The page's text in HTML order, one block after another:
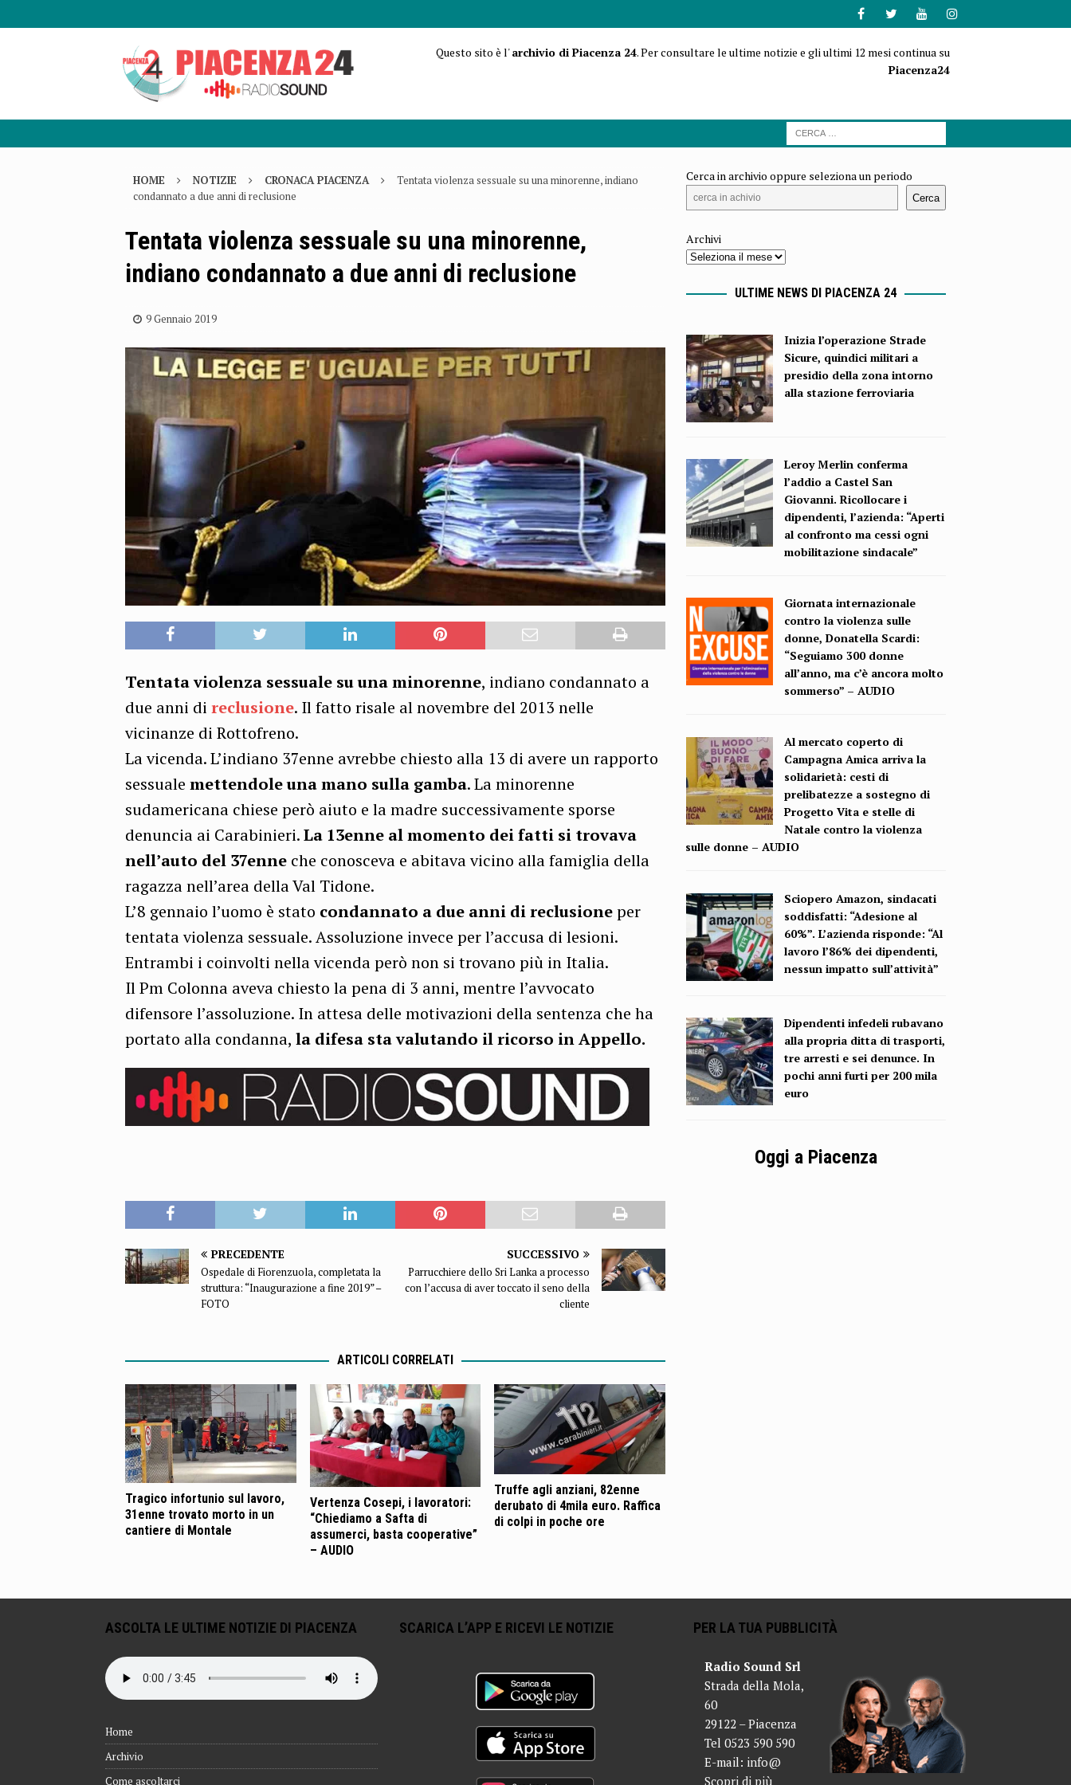
Questo sito è l'archivio di Piacenza 24. Per consultare le ultime notizie e gli ultimi 12 mesi continua su
Piacenza24
HOME NOTIZIE CRONACA PIACENZA
Tentata violenza sessuale su una minorenne, indiano
condannato a due anni di reclusione
Tentata violenza sessuale su una minorenne,
indiano condannato a due anni di reclusione
9 Gennaio 2019
Tentata violenza sessuale su una minorenne, indiano condannato a
due anni di reclusione. Il fatto risale al novembre del 2013 nelle
vicinanze di Rottofreno.
La vicenda. L’indiano 37enne avrebbe chiesto alla 13 di avere un rapporto
sessuale mettendole una mano sulla gamba. La minorenne
sudamericana chiese però aiuto e la madre successivamente sporse
denuncia ai Carabinieri.La 13enne al momento dei fatti si trovava
nell’auto del 37enne che conosceva e abitava vicino alla famiglia della
ragazza nell’area della Val Tidone.
L’8 gennaio l’uomo è stato condannato a due anni di reclusioneper
tentata violenza sessuale. Assoluzione invece per l’accusa di lesioni.
Entrambi i coinvolti nella vicenda però non si trovano più in Italia.
Il Pm Colonna aveva chiesto la pena di 3 anni, mentre l’avvocato
difensore l’assoluzione. In attesa delle motivazioni della sentenza che ha
portato alla condanna, la difesa sta valutando il ricorso in Appello.
PRECEDENTE
Ospedale di Fiorenzuola, completata la
struttura: “Inaugurazione a fine 2019” –
FOTO
SUCCESSIVO
Parrucchiere dello Sri Lanka a processo
con l’accusa di aver toccato il seno della
cliente
ARTICOLI CORRELATI
Tragico infortunio sul lavoro,
31enne trovato morto in un
cantiere di Montale
Vertenza Cosepi, i lavoratori:
“Chiediamo a Safta di
assumerci, basta cooperative”
– AUDIO
Truffe agli anziani, 82enne
derubato di 4mila euro. Raffica
di colpi in poche ore
Cerca in archivio oppure seleziona un periodo
Cerca
Archivi
ULTIME NEWS DI PIACENZA 24
Inizia l’operazione Strade
Sicure, quindici militari a
presidio della zona intorno
alla stazione ferroviaria
Leroy Merlin conferma
l’addio a Castel San
Giovanni. Ricollocare i
dipendenti, l’azienda: “Aperti
al confronto ma cessi ogni
mobilitazione sindacale”
Giornata internazionale
contro la violenza sulle
donne, Donatella Scardi:
“Seguiamo 300 donne
all’anno, ma c’è ancora molto
sommerso” – AUDIO
Al mercato coperto di
Campagna Amica arriva la
solidarietà: cesti di
prelibatezze a sostegno di
Progetto Vita e stelle di
Natale contro la violenza
sulle donne – AUDIO
Sciopero Amazon, sindacati
soddisfatti: “Adesione al
60%”. L’azienda risponde: “Al
lavoro l’86% dei dipendenti,
nessun impatto sull’attività”
Dipendenti infedeli rubavano
alla propria ditta di trasporti,
tre arresti e sei denunce. In
pochi anni furti per 200 mila
euro
Oggi a Piacenza
ASCOLTA LE ULTIME NOTIZIE DI PIACENZA
Home
Archivio
Come ascoltarci
SCARICA L’APP E RICEVI LE NOTIZIE PER LA TUA PUBBLICITÀ
Radio Sound Srl
Strada della Mola,
60
29122 – Piacenza
Tel 0523 590 590
E-mail: info@
Scopri di più